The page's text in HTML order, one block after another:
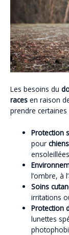
Les besoins du
races en raison
prendre
Protection
pourchiens
l’ombre, à
Soins
irritations
Protection
lunettes